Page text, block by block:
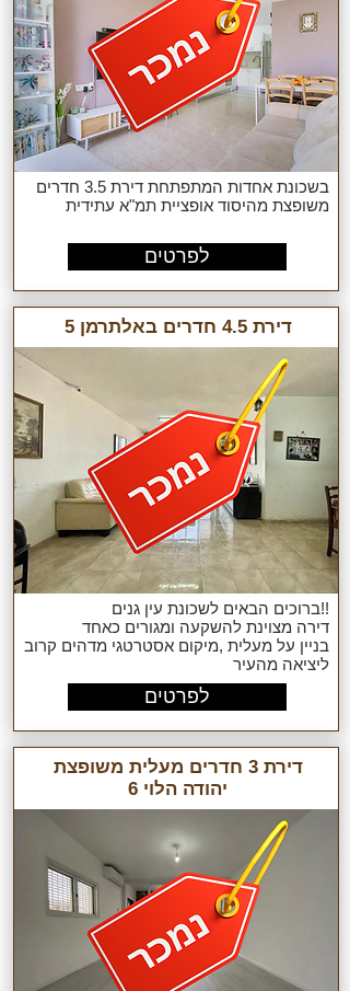
בשכונת אחדות המתפתחת דירת 3.5 חדרים
משופצת מהיסוד אופציית תמ"א עתידית
לפרטים
דירת 4.5 חדרים באלתרמן 5
!!ברוכים הבאים לשכונת עין גנים
דירה מצוינת להשקעה ומגורים כאחד
בניין על מעלית ,מיקום אסטרטגי מדהים קרוב
ליציאה מהעיר
לפרטים
דירת 3 חדרים מעלית משופצת
יהודה הלוי 6